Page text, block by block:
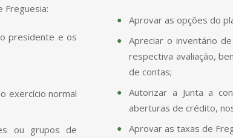
Freguesia:
presidente e os
exercício normal
ou grupos de
Aprovar as opções do
Apreciar o inventário
respectiva avaliação,
de contas;
Autorizar a Junta a
aberturas de crédito,
Aprovar as taxas de